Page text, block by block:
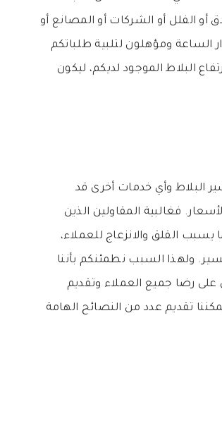
أو الفلل أو الشركات أو المصانع أو
ومؤهلون لتلبية طلباتكم
البلاط الموجود لديكم، ليكون
البلاط وأي خدمات أخرى قد
فغالبية المقاولين الذين
القلق والانزعاج للعملاء،
ولهذا السبب نطمئنكم بأننا
على رضا جميع العملاء وتقديم
تقديم عدد من النصائح الهامة